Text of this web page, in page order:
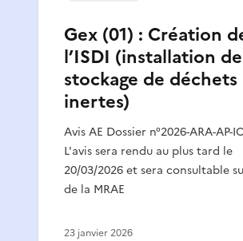
Gex (01) : Création
l’ISDI (installation de
stockage de déchets
inertes)
Avis AE Dossier n°2026-ARA-AP-
L'avis sera rendu au plus tard le
20/03/2026 et sera consultable
de la MRAE
23 janvier 2026